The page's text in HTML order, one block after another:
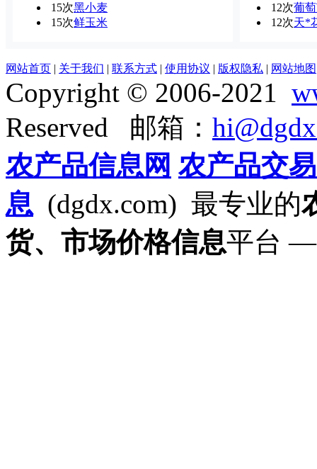
15次黑小麦
15次鲜玉米
12次葡
12次天*
网站首页 | 关于我们 | 联系方式 | 使用协议 | 版权隐私 | 网站地图
Copyright © 2006-2021
Reserved 邮箱：
农产品信息网 农产品交
息 (dgdx.com) 最专业的
货、市场价格信息平台